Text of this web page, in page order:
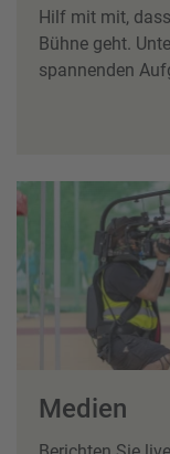
Hilf mit mit,
Bühne geht.
spannenden
Medien